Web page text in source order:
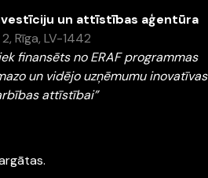
un attīstības aģentūra
Rīga, LV-1442
finansēts no ERAF programmas
un vidējo uzņēmumu inovatīvas
attīstībai”